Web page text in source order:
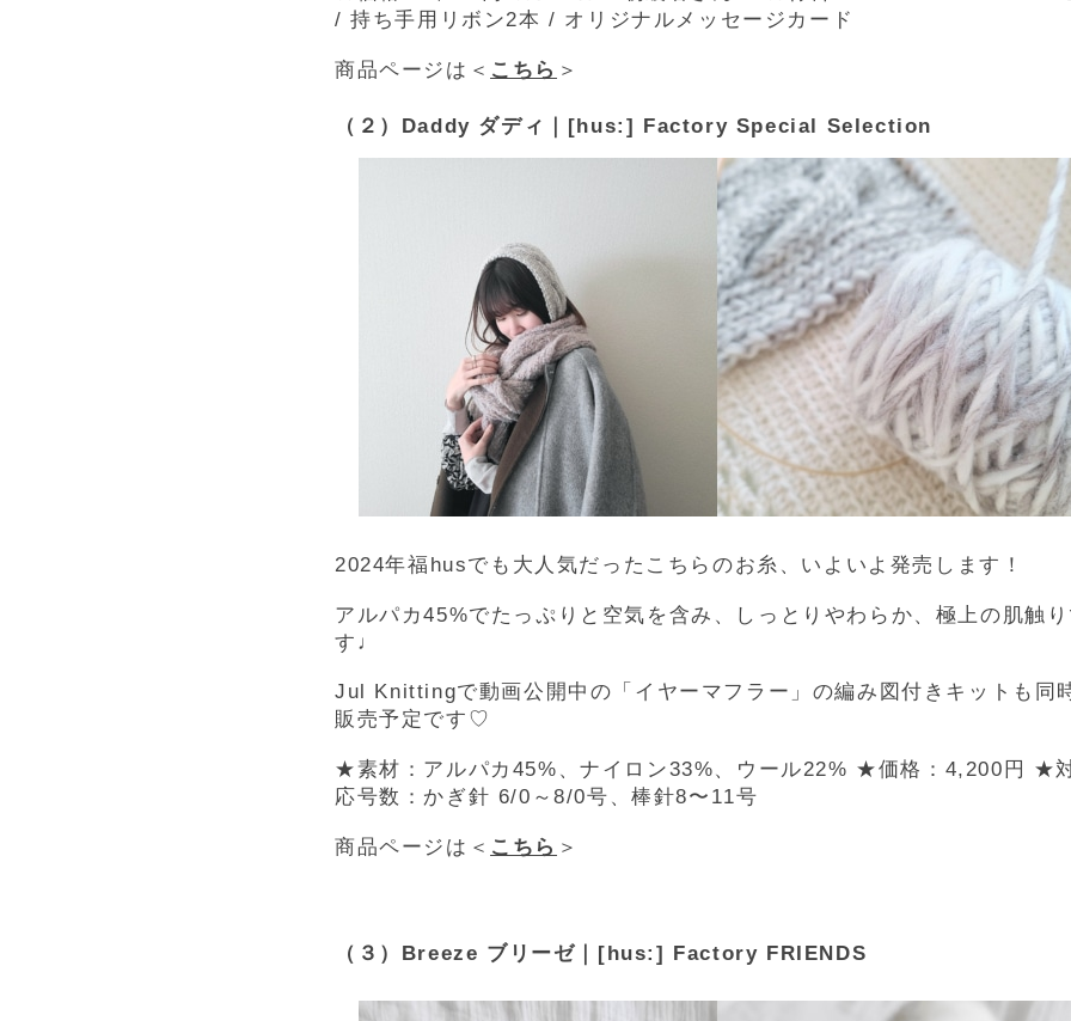
/ 持ち手用リボン2本 / オリジナルメッセージカード
商品ページは＜ こちら ＞
（２）Daddy ダディ｜[hus:] Factory Special Selection
2024年福husでも大人気だったこちらのお糸、いよいよ発売します！
アルパカ45%でたっぷりと空気を含み、しっとりやわらか、極上の肌触
す♩
Jul Knittingで動画公開中の「イヤーマフラー」の編み図付きキットも同
販売予定です♡
★素材：アルパカ45%、ナイロン33%、ウール22% ★価格：4,200円 ★
応号数：かぎ針 6/0～8/0号、棒針8〜11号
商品ページは＜ こちら ＞
（３）Breeze ブリーゼ｜[hus:] Factory FRIENDS